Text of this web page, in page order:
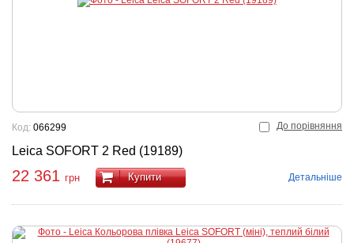
До порівняння
Leica SOFORT 2 Red (19189)
Код: 066299
22 361 грн Купити Детальніше